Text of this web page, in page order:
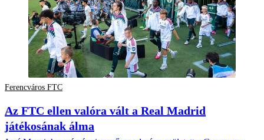
Ferencváros FTC
Az FTC ellen valóra vált a Real Madrid
játékosának álma